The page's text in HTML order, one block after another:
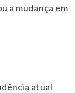
a mudança em
atual